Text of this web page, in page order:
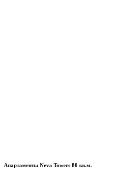
Апартаменты Neva Towers 80 кв.м.